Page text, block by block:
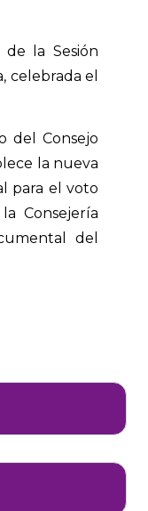
la Sesión
celebrada el
del Consejo
la nueva
para el voto
Consejería
del